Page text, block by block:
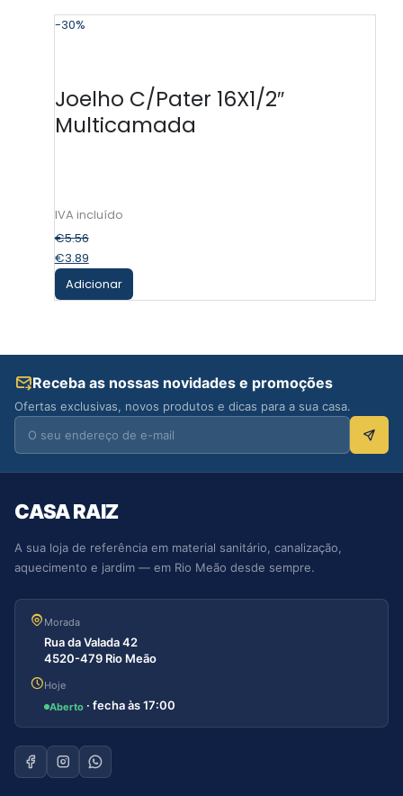
-30%
Joelho C/Pater 16X1/2″
Multicamada
€5.56
€3.89
Adicionar
Receba as nossas novidades e promoções
Ofertas exclusivas, novos produtos e dicas para a sua casa.
CASA RAIZ
A sua loja de referência em material sanitário, canalização,
aquecimento e jardim — em Rio Meão desde sempre.
Morada
Rua da Valada 42
4520-479 Rio Meão
Hoje
Aberto · fecha às 17:00